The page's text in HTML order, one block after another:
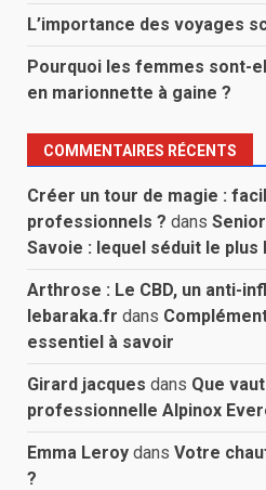
L’importance des voyages
Pourquoi les femmes sont-
en marionnette à gaine ?
COMMENTAIRES RÉCENTS
Créer un tour de magie :
professionnels ? dans
Savoie : lequel séduit le plus
Arthrose : Le CBD, un anti-
lebaraka.fr dans
essentiel à savoir
Girard jacques dans Que
professionnelle Alpinox
Emma Leroy dans Votre
?